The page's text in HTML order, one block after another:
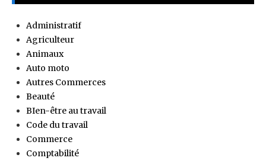
Administratif
Agriculteur
Animaux
Auto moto
Autres Commerces
Beauté
BIen-être au travail
Code du travail
Commerce
Comptabilité